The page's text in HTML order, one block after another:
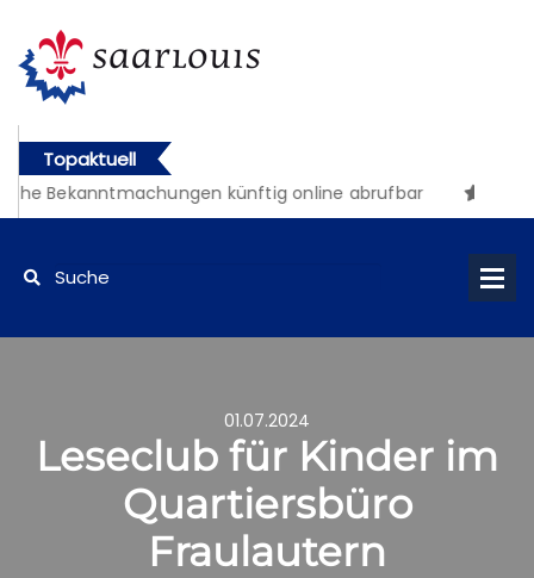
Topaktuell
Bekanntmachungen künftig online abrufbar
01.07.2024
Leseclub für Kinder im
Quartiersbüro
Fraulautern